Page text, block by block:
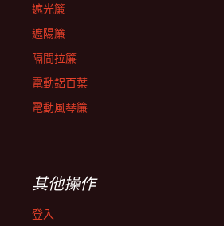
遮光簾
遮陽簾
隔間拉簾
電動鋁百葉
電動風琴簾
其他操作
登入